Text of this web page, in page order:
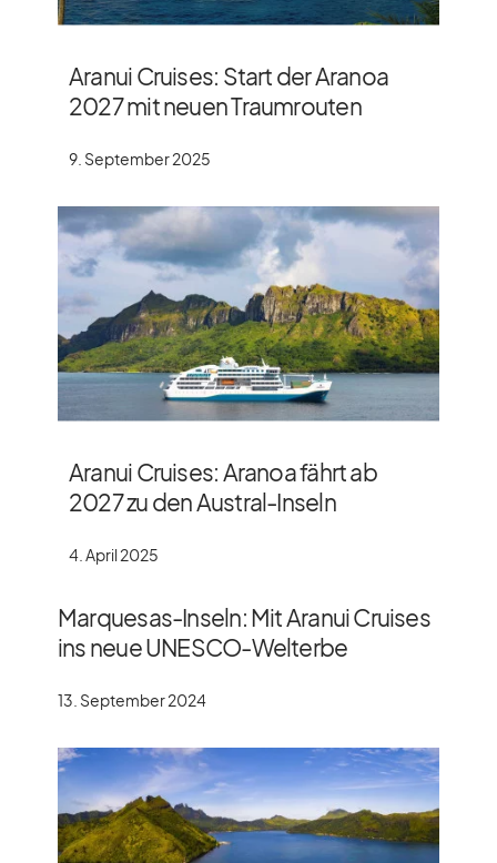
Aranui Cruises: Start der Aranoa
2027 mit neuen Traumrouten
9. September 2025
Aranui Cruises: Aranoa fährt ab
2027 zu den Austral-Inseln
4. April 2025
Marquesas-Inseln: Mit Aranui Cruises
ins neue UNESCO-Welterbe
13. September 2024